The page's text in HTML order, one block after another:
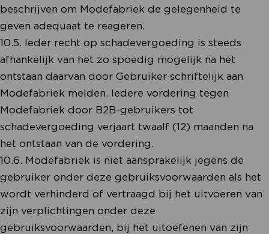
beschrijven om Modefabriek de gelegenheid te
geven adequaat te reageren.
10.5. Ieder recht op schadevergoeding is steeds
afhankelijk van het zo spoedig mogelijk na het
ontstaan daarvan door Gebruiker schriftelijk aan
Modefabriek melden. Iedere vordering tegen
Modefabriek door B2B-gebruikers tot
schadevergoeding verjaart twaalf (12) maanden na
het ontstaan van de vordering.
10.6. Modefabriek is niet aansprakelijk jegens de
gebruiker onder deze gebruiksvoorwaarden als het
wordt verhinderd of vertraagd bij het uitvoeren van
zijn verplichtingen onder deze
gebruiksvoorwaarden, bij het uitoefenen van zijn